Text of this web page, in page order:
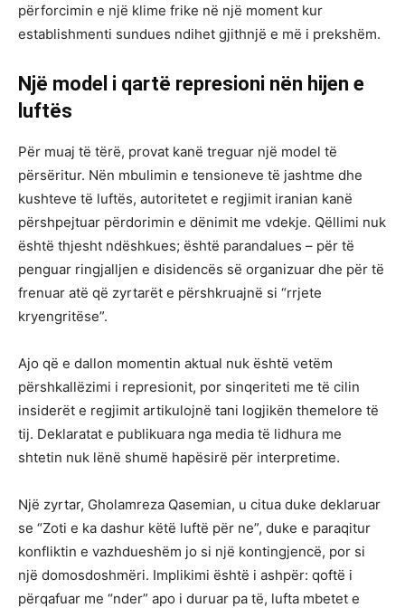
përforcimin e një klime frike në një moment kur
establishmenti sundues ndihet gjithnjë e më i prekshëm.
Një model i qartë represioni nën hijen e
luftës
Për muaj të tërë, provat kanë treguar një model të
përsëritur. Nën mbulimin e tensioneve të jashtme dhe
kushteve të luftës, autoritetet e regjimit iranian kanë
përshpejtuar përdorimin e dënimit me vdekje. Qëllimi nuk
është thjesht ndëshkues; është parandalues – për të
penguar ringjalljen e disidencës së organizuar dhe për të
frenuar atë që zyrtarët e përshkruajnë si “rrjete
kryengritëse”.
Ajo që e dallon momentin aktual nuk është vetëm
përshkallëzimi i represionit, por sinqeriteti me të cilin
insiderët e regjimit artikulojnë tani logjikën themelore të
tij. Deklaratat e publikuara nga media të lidhura me
shtetin nuk lënë shumë hapësirë për interpretime.
Një zyrtar, Gholamreza Qasemian, u citua duke deklaruar
se “Zoti e ka dashur këtë luftë për ne”, duke e paraqitur
konfliktin e vazhdueshëm jo si një kontingjencë, por si
një domosdoshmëri. Implikimi është i ashpër: qoftë i
përqafuar me “nder” apo i duruar pa të, lufta mbetet e